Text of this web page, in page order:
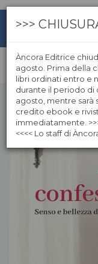
>>>
Àncora Editrice
agosto. Prima della
libri ordinati entro e
durante il periodo di
agosto, mentre sarà
credito ebook e
immediatamente.
<<<< Lo staff di